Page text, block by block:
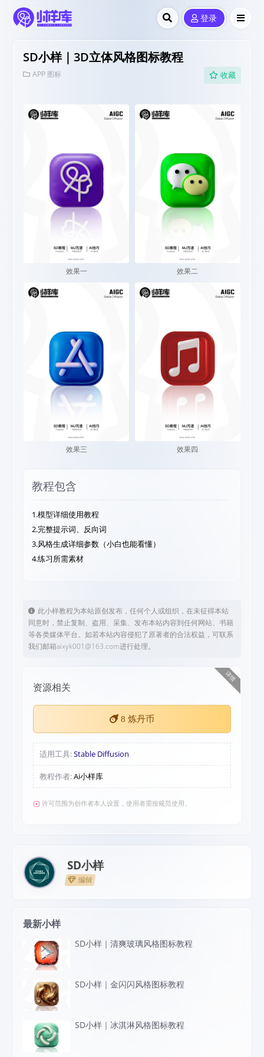
登录
SD小样｜3D立体风格图标教程
APP 图标 收藏
效果一 效果二
效果三 效果四
教程包含
1.模型详细使用教程
2.完整提示词、反向词
3.风格生成详细参数（小白也能看懂）
4.练习所需素材
此小样教程为本站原创发布，任何个人或组织，在未征得本站
同意时，禁止复制、盗用、采集、发布本站内容到任何网站、书籍
等各类媒体平台。如若本站内容侵犯了原著者的合法权益，可联系
我们邮箱aixyk001@163.com进行处理。
详情
资源相关
8 炼丹币
适用工具:Stable Diffusion
教程作者:Ai小样库
许可范围为创作者本人设置，使用者需按规范使用。
SD小样
编辑
最新小样
SD小样｜清爽玻璃风格图标教程
SD小样｜金闪闪风格图标教程
SD小样｜冰淇淋风格图标教程